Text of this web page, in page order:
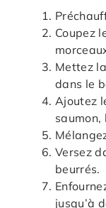
Coupez
Mettez
dans le
Ajoutez
saumon,
Versez
beurrés.
jusqu’à